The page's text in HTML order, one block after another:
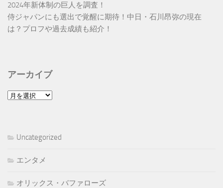
2024年新体制の巨人を調査！
侍ジャパンにも選出で覚醒に期待！中日・石川昂弥の現在
は？プロフや過去成績も紹介！
アーカイブ
ア
ブ
Uncategorized
エンタメ
オリックス・バファローズ